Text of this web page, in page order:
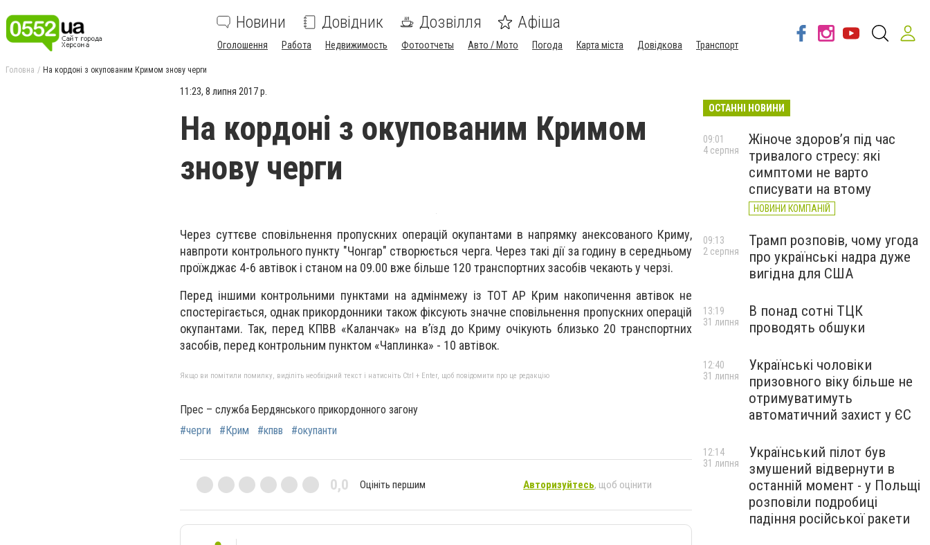
Новини Довідник Дозвілля Афіша
Оголошення Работа Недвижимость Фотоотчеты Авто / Мото Погода Карта міста Довідкова Транспорт
Головна На кордоні з окупованим Кримом знову черги
11:23, 8 липня 2017 р.
На кордоні з окупованим Кримом
знову черги
Через суттєве сповільнення пропускних операцій окупантами в напрямку анексованого Криму,
навпроти контрольного пункту "Чонгар" створюється черга. Через такі дії за годину в середньому
проїжджає 4-6 автівок і станом на 09.00 вже більше 120 транспортних засобів чекають у черзі.
Перед іншими контрольними пунктами на адмінмежу із ТОТ АР Крим накопичення автівок не
спостерігається, однак прикордонники також фіксують значне сповільнення пропускних операцій
окупантами. Так, перед КПВВ «Каланчак» на в’їзд до Криму очікують близько 20 транспортних
засобів, перед контрольним пунктом «Чаплинка» - 10 автівок.
Якщо ви помітили помилку, виділіть необхідний текст і натисніть Ctrl + Enter, щоб повідомити про це редакцію
Прес – служба Бердянського прикордонного загону
#черги
#Крим #кпвв #окупанти
0,0 Оцініть першим Авторизуйтесь, щоб оцінити
ОСТАННІ НОВИНИ
Жіноче здоров’я під час
тривалого стресу: які
симптоми не варто
списувати на втому
НОВИНИ КОМПАНІЙ
09:01
4 серпня
Трамп розповів, чому угода
про українські надра дуже
вигідна для США
09:13
2 серпня
В понад сотні ТЦК
проводять обшуки
13:19
31 липня
Українські чоловіки
призовного віку більше не
отримуватимуть
автоматичний захист у ЄС
12:40
31 липня
Український пілот був
змушений відвернути в
останній момент - у Польщі
розповіли подробиці
падіння російської ракети
12:14
31 липня